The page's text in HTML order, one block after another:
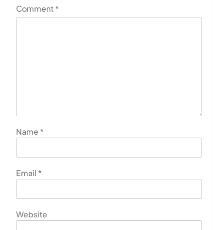
Comment*
Name *
Email *
Website